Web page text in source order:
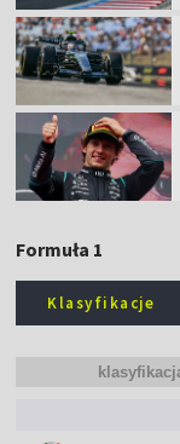
Formuła 1
Klasyfikacje